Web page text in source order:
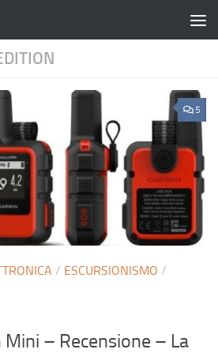
5
/ ESCURSIONISMO /
Mini – Recensione – La